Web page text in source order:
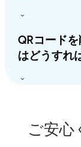
QRコード
はどうすれ
ご安心